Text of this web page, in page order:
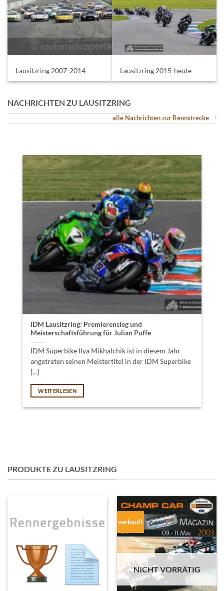
Lausitzring 2007-2014 Lausitzring 2015-heute
NACHRICHTEN ZU LAUSITZRING
alle Nachrichten zur Rennstrecke
IDM Lausitzring: Premierensieg und
Meisterschaftsführung für Julian Puffe
IDM Superbike Ilya Mikhalchik ist in diesem Jahr
angetreten seinen Meistertitel in der IDM Superbike
[...]
WEITERLESEN
PRODUKTE ZU LAUSITZRING
verkauft
NICHT VORRÄTIG